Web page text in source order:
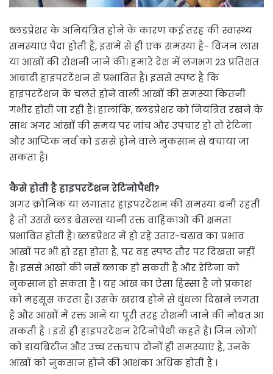
ब्लडप्रेशर के अनियंत्रित होने के कारण कई तरह की स्वास्थ्य
समस्याएं पैदा होती हैं, इसमें से ही एक समस्या है- विजन लास
या आंखों की रोशनी जाने की। हमारे देश में लगभग 23 प्रतिशत
आबादी हाइपरटेंशन से प्रभावित है। इससे स्पष्ट है कि
हाइपरटेंशन के चलते होने वाली आंखों की समस्या कितनी
गंभीर होती जा रही है। हालांकि, ब्लडप्रेशर को नियंत्रित रखने के
साथ अगर आंखों की समय पर जांच और उपचार हो तो रेटिना
और आप्टिक नर्व को इससे होने वाले नुकसान से बचाया जा
सकता है।
कैसे होती है हाइपरटेंशन रेटिनोपैथी?
अगर क्रोनिक या लगातार हाइपरटेंशन की समस्या बनी रहती
है तो उससे ब्लड बेसल्स यानी रक्त वाहिकाओं की क्षमता
प्रभावित होती है। ब्लडप्रेशर में हो रहे उतार-चढ़ाव का प्रभाव
आंखों पर भी हो रहा होता है, पर वह स्पष्ट तौर पर दिखता नहीं
है। इससे आंखों की नसें ब्लाक हो सकती हैं और रेटिना को
नुकसान हो सकता है । यह आंख का ऐसा हिस्सा है जो प्रकाश
को महसूस करता है। उसके खराब होने से धुंधला दिखने लगता
है और आंखों में रक्त आने या पूरी तरह रोशनी जाने की नौबत आ
सकती है । इसे ही हाइपरटेंशन रेटिनोपैथी कहते हैं। जिन लोगों
को डायबिटीज और उच्च रक्तचाप दोनों ही समस्याएं हैं, उनके
आंखों को नुकसान होने की आशंका अधिक होती है ।